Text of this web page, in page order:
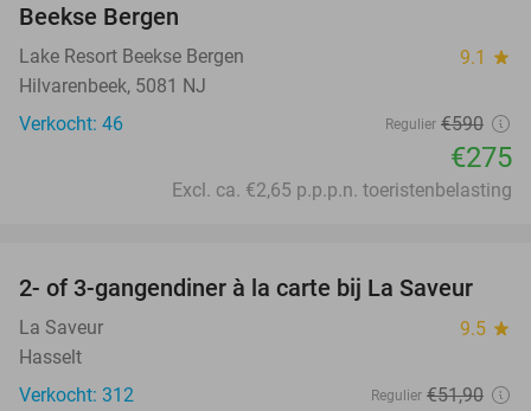
Beekse Bergen
Lake Resort Beekse Bergen 9.1 star
Hilvarenbeek, 5081 NJ
Verkocht: 46
Regulier €590
€275
Excl. ca. €2,65 p.p.p.n. toeristenbelasting
42%
2- of 3-gangendiner à la carte bij La Saveur
La Saveur 9.5 star
Hasselt
Verkocht: 312
Regulier €51,90